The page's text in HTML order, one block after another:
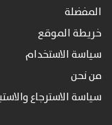
المفضلة
خريطة الموقع
سياسة الاستخدام
من نحن
سياسة الاسترجاع